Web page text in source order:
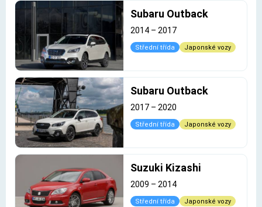
Subaru Outback
2014 – 2017
Střední třída Japonské vozy
Subaru Outback
2017 – 2020
Střední třída Japonské vozy
Suzuki Kizashi
2009 – 2014
Střední třída Japonské vozy